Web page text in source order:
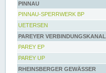
PINNAU
PINNAU-SPERRWERK BP
UETERSEN
PAREYER VERBINDUNGSKANAL
PAREY EP
PAREY UP
RHEINSBERGER GEWÄSSER